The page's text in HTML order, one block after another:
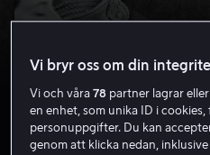
Vi bryr oss om din
Vi och våra78 partner lagrar
en enhet, som unika ID i
personuppgifter. Du kan
genom att klicka nedan,